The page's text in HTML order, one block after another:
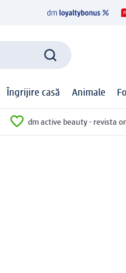
Îngrijire casă Animale
dm active beauty - revista